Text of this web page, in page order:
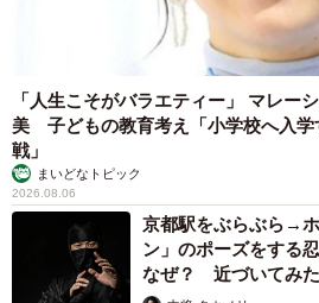
「人生こそがバラエティー」 マレー
美 子どもの教育考え「小学校へ入学
戦」
まいどなトピック
2026.08.06
京都駅をぶらぶら→
ン」のポーズをする
なぜ？ 近づいてみ
未熟」